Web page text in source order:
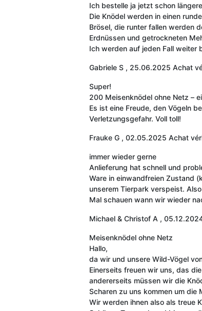
Ich bestelle ja jetzt schon
Die Knödel werden in einen
Brösel, die runter fallen werden
Erdnüssen und getrockneten
Ich werden auf jeden Fall weiter
Gabriele S , 25.06.2025 Achat
Super!
200 Meisenknödel ohne Netz –
Es ist eine Freude, den Vögeln
Verletzungsgefahr. Voll toll!
Frauke G , 02.05.2025 Achat
immer wieder gerne
Anlieferung hat schnell und
Ware in einwandfreien Zustand
unserem Tierpark verspeist.
Mal schauen wann wir wieder
Michael & Christof A ,
Meisenknödel ohne Netz
Hallo,
da wir und unsere Wild-Vögel
Einerseits freuen wir uns, das
andererseits müssen wir die
Scharen zu uns kommen um die
Wir werden ihnen also als treue